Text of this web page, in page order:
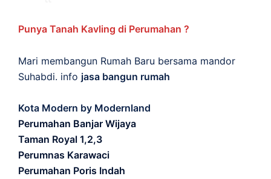
Punya Tanah Kavling di Perumahan ?
Mari membangun Rumah Baru bersama mandor
Suhabdi. info jasa bangun rumah
Kota Modern by Modernland
Perumahan Banjar Wijaya
Taman Royal 1,2,3
Perumnas Karawaci
Perumahan Poris Indah